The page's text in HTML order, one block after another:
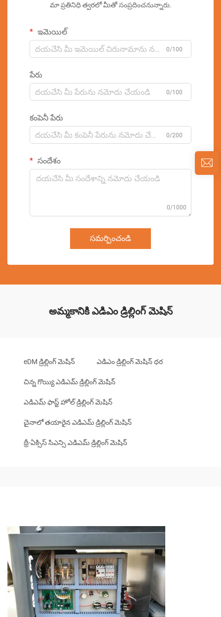
మా ప్రతినిధి త్వరలో మీతో సంప్రదించనున్నారు.
ఇమెయిల్
0/100
పేరు
0/100
కంపెనీ పేరు
0/200
సందేశం
0/1000
సమర్పించండి
అమ్మకానికి ఎడిఎం డ్రిల్లింగ్ మెషిన్
eDM డ్రిల్లింగ్ మెషిన్ ఎడిఎం డ్రిల్లింగ్ మెషిన్ ధర
చిన్న గొయ్యి ఎడిఎమ్ డ్రిల్లింగ్ మెషిన్
ఎడిఎమ్ ఫాస్ట్ హోల్ డ్రిల్లింగ్ మెషిన్
చైనాలో తయారైన ఎడిఎమ్ డ్రిల్లింగ్ మెషిన్
థ్రీ-ఏక్సిస్ సిఎన్సి ఎడిఎమ్ డ్రిల్లింగ్ మెషిన్